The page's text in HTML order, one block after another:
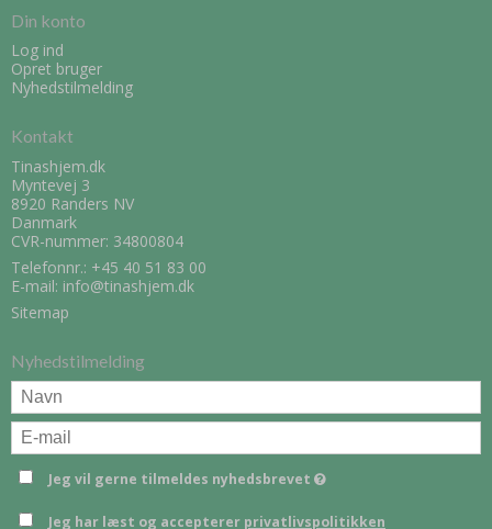
Din konto
Log ind
Opret bruger
Nyhedstilmelding
Kontakt
Tinashjem.dk
Myntevej 3
8920 Randers NV
Danmark
CVR-nummer: 34800804
Telefonnr.: +45 40 51 83 00
E-mail: info@tinashjem.dk
Sitemap
Nyhedstilmelding
Jeg vil gerne tilmeldes nyhedsbrevet
Jeg har læst og accepterer privatlivspolitikken